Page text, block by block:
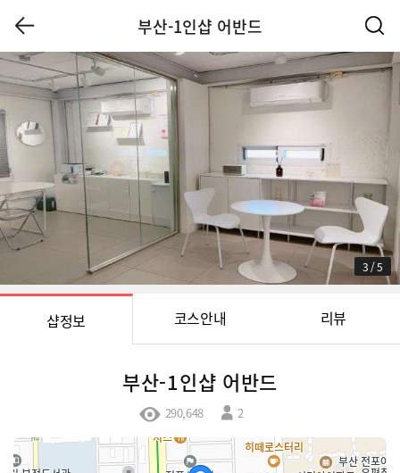
부산-1인샵 어반드
3 /5
샵정보 코스안내 리뷰
부산-1인샵 어반드
290,648 2